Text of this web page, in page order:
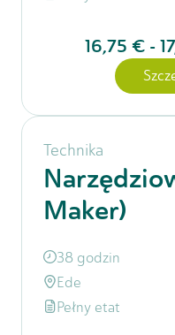
16,75 €-
Technika
Maker)
38 godzin
Ede
Pełny etat